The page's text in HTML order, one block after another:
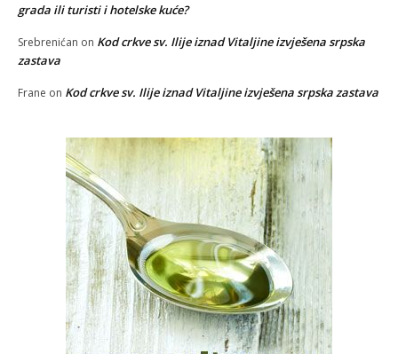
grada ili turisti i hotelske kuće?
Srebrenićan on Kod crkve sv. Ilije iznad Vitaljine izvješena srpska
zastava
Frane on Kod crkve sv. Ilije iznad Vitaljine izvješena srpska zastava